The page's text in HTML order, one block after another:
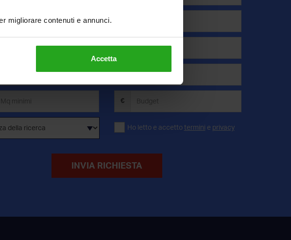
migliorare contenuti e annunci.
Accetta
€
Ho letto e accetto termini e privacy
INVIA RICHIESTA